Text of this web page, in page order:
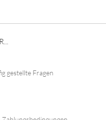
gestellte Fragen